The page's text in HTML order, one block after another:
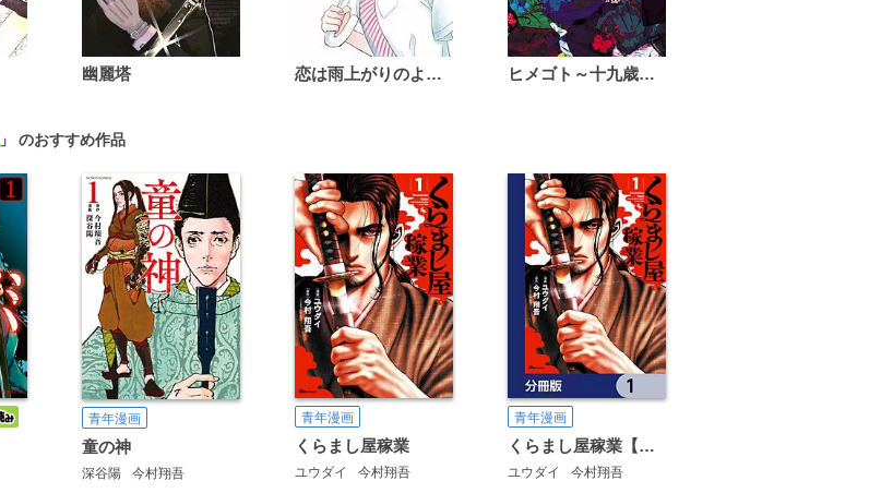
幽麗塔 恋は雨上がりのように ヒメゴト～十九歳の制服～
」 のおすすめ作品
青年漫画
童の神
深谷陽 今村翔吾
青年漫画
くらまし屋稼業
ユウダイ 今村翔吾
青年漫画
くらまし屋稼業【分冊版】
ユウダイ 今村翔吾